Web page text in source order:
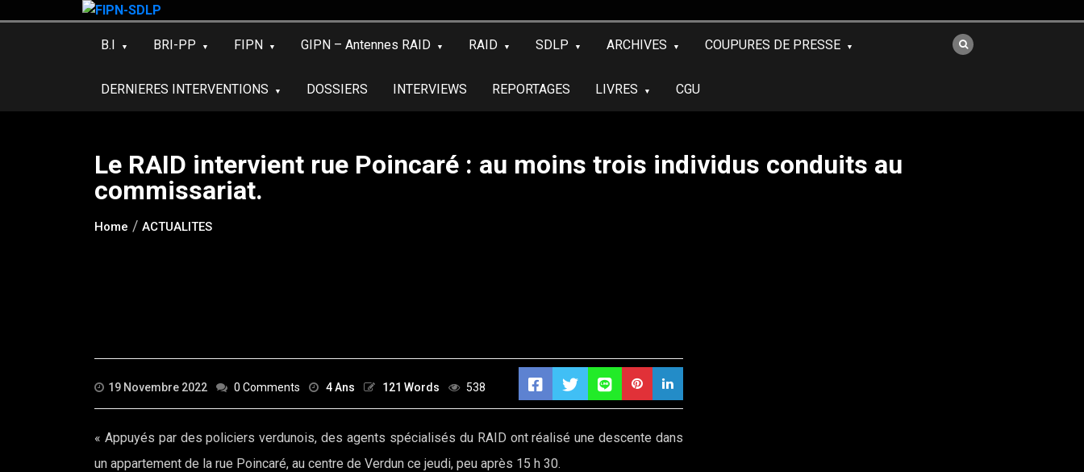
B.I BRI-PP FIPN GIPN – Antennes RAID RAID SDLP ARCHIVES COUPURES DE PRESSE
DERNIERES INTERVENTIONS DOSSIERS INTERVIEWS REPORTAGES LIVRES CGU
Le RAID intervient rue Poincaré : au moins trois individus conduits au
commissariat.
Home ACTUALITES
19 Novembre 2022 0 Comments 4 Ans 121 Words 538
« Appuyés par des policiers verdunois, des agents spécialisés du RAID ont réalisé une descente dans
un appartement de la rue Poincaré, au centre de Verdun ce jeudi, peu après 15 h 30.